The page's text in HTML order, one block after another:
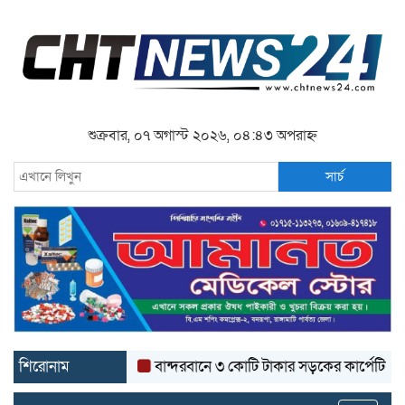
শুক্রবার, ০৭ অগাস্ট ২০২৬, ০৪:৪৩ অপরাহ্ন
সার্চ
শিরোনাম বান্দরবানে ৩ কোটি টাকার সড়কের কার্পেটিং উঠে